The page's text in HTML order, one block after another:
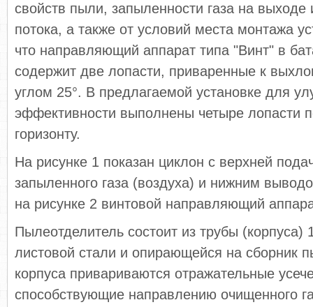
свойств пыли, запыленности газа на выходе
потока, а также от условий места монтажа
что направляющий аппарат типа "Винт" в
содержит две лопасти, приваренные к
углом 25°. В предлагаемой установке для
эффективности выполнены четыре лопасти
горизонту.
На рисунке 1 показан циклон с верхней
запыленного газа (воздуха) и нижним
на рисунке 2 винтовой направляющий
Пылеотделитель состоит из трубы (корпуса)
листовой стали и опирающейся на сборник
корпуса привариваются отражательные
способствующие направлению очищенного